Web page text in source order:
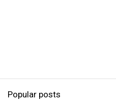
Popular posts